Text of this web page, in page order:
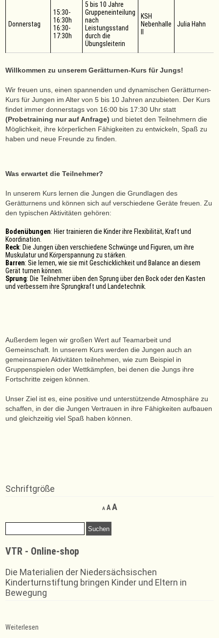
Donnerstag
15:30-
16:30h
16:30-
17:30h
5 bis 10 Jahre
Gruppeneinteilung
nach
Leistungsstand
durch die
Übungsleiterin
KSH
Nebenhalle
Julia Hahn
Willkommen zu unserem Gerätturnen-Kurs für Jungs!
Wir freuen uns, einen spannenden und dynamischen Gerätturnen-
Kurs für Jungen im Alter von 5 bis 10 Jahren anzubieten. Der Kurs
findet immer donnerstags von 16:00 bis 17:30 Uhr statt
(Probetraining nur auf Anfrage) und bietet den Teilnehmern die
Möglichkeit, ihre körperlichen Fähigkeiten zu entwickeln, Spaß zu
haben und neue Freunde zu finden.
Was erwartet die Teilnehmer?
In unserem Kurs lernen die Jungen die Grundlagen des
Gerätturnens und können sich auf verschiedene Geräte freuen. Zu
den typischen Aktivitäten gehören:
Bodenübungen: Hier trainieren die Kinder ihre Flexibilität, Kraft und
Koordination.
Reck: Die Jungen üben verschiedene Schwünge und Figuren, um ihre
Muskulatur und Körperspannung zu stärken.
Barren: Sie lernen, wie sie mit Geschicklichkeit und Balance an diesem
Gerät turnen können.
Sprung: Die Teilnehmer üben den Sprung über den Bock oder den Kasten
und verbessern ihre Sprungkraft und Landetechnik.
Außerdem legen wir großen Wert auf Teamarbeit und
Gemeinschaft. In unserem Kurs werden die Jungen auch an
gemeinsamen Aktivitäten teilnehmen, wie zum Beispiel in
Gruppenspielen oder Wettkämpfen, bei denen die Jungs ihre
Fortschritte zeigen können.
Unser Ziel ist es, eine positive und unterstützende Atmosphäre zu
schaffen, in der die Jungen Vertrauen in ihre Fähigkeiten aufbauen
und gleichzeitig viel Spaß haben können.
Schriftgröße
A
Decrease
font
AReset
size.
AIncrease
Suchen
nach:
VTR - Online-shop
Die Materialien der Niedersächsischen
Kinderturnstiftung bringen Kinder und Eltern in
Bewegung
Weiterlesen